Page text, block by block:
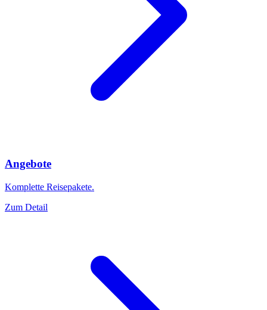
Angebote
Komplette Reisepakete.
Zum Detail